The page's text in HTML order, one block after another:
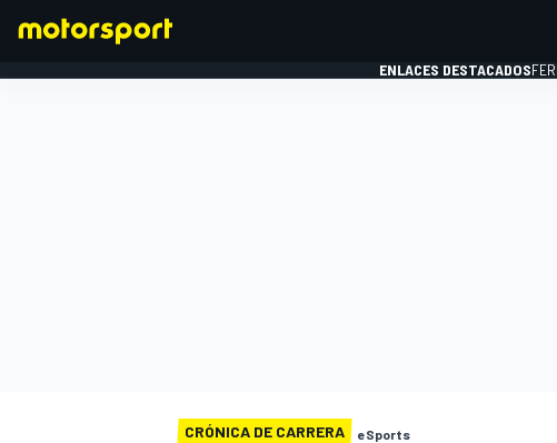
ENLACES DESTACADOS
CRÓNICA DE CARRERA eSports